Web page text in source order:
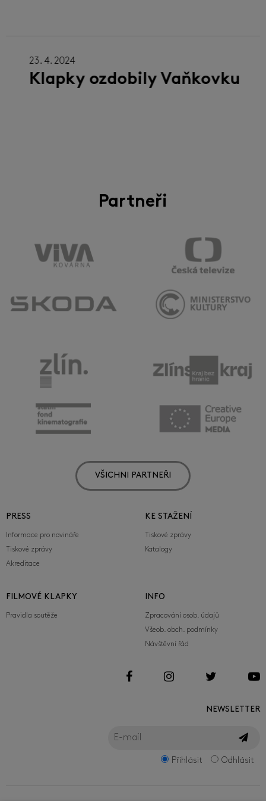
23. 4. 2024
Klapky ozdobily Vaňkovku
Partneři
VŠICHNI PARTNEŘI
PRESS
Informace pro novináře
Tiskové zprávy
Akreditace
KE STAŽENÍ
Tiskové zprávy
Katalogy
FILMOVÉ KLAPKY
Pravidla soutěže
INFO
Zpracování osob. údajů
Všeob. obch. podmínky
Návštěvní řád
NEWSLETTER
Přihlásit Odhlásit